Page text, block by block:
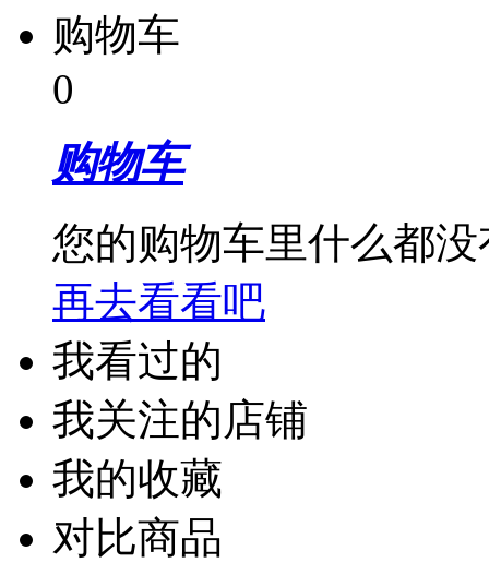
购物车
0
购物车
您的购物车里什么都没
再去看看吧
我看过的
我关注的店铺
我的收藏
对比商品